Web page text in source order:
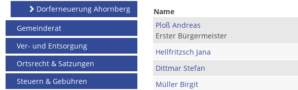
Dorferneuerung Ahornberg
Gemeinderat
Ver- und Entsorgung
Ortsrecht & Satzungen
Steuern & Gebühren
Name
Ploß Andreas
Erster Bürgermeister
Hellfritzsch Jana
Dittmar Stefan
Müller Birgit